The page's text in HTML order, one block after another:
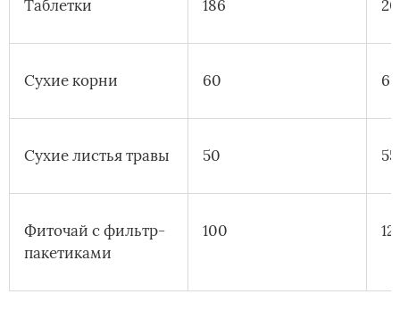
Таблетки 186
Сухие корни 60 65
Сухие листья травы 50 55
Фиточай с фильтр-
пакетиками
100